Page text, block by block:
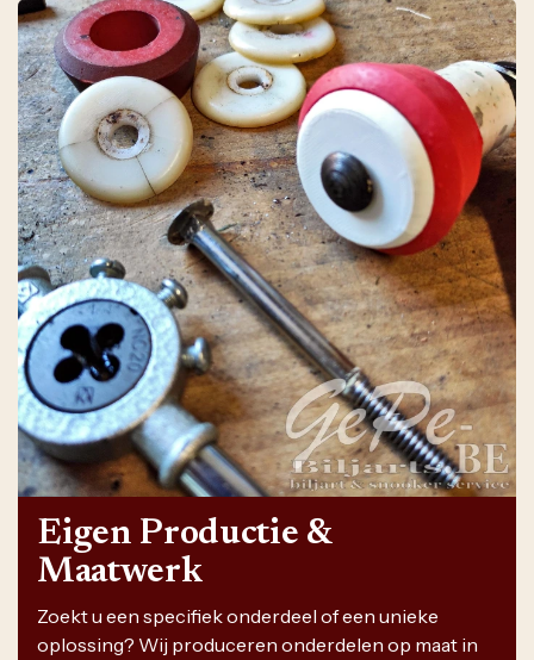
Eigen Productie &
Maatwerk
Zoekt u een specifiek onderdeel of een unieke
oplossing? Wij produceren onderdelen op maat in